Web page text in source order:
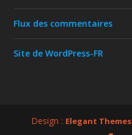
Flux des commentaires
Site de WordPress-FR
Design : Elegant Themes